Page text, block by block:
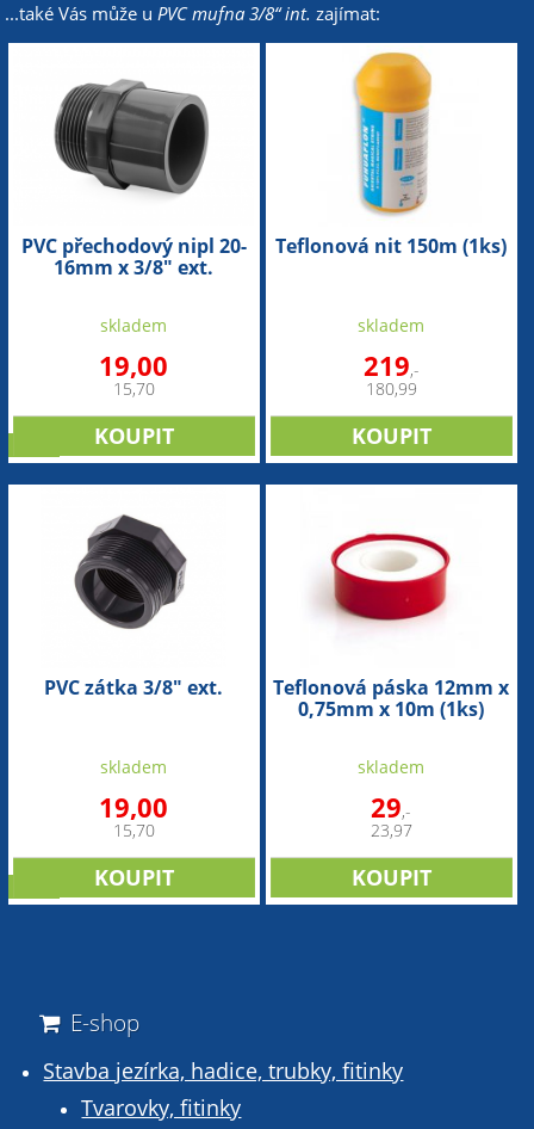
...také Vás může uPVC mufna 3/8“ int. zajímat:
PVC přechodový nipl 20-
16mm x 3/8" ext.
skladem
19,00
15,70
Teflonová nit 150m (1ks)
skladem
219,-
180,99
PVC zátka 3/8" ext.
skladem
19,00
15,70
Teflonová páska 12mm x
0,75mm x 10m (1ks)
skladem
29,-
23,97
E-shop
Stavba jezírka, hadice, trubky, fitinky
Tvarovky, fitinky